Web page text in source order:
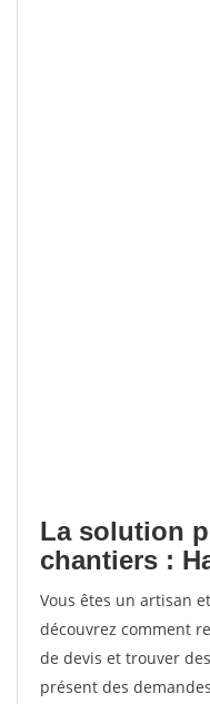
La solution
chantiers :
Vous êtes un artisan
découvrez comment
de devis et trouver
présent des